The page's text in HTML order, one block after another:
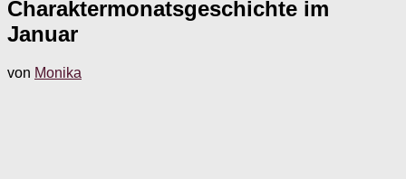
Charaktermonatsgeschichte im
Januar
von Monika